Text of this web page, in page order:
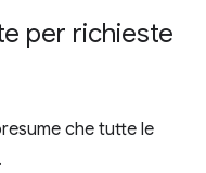
per richieste
che tutte le
.